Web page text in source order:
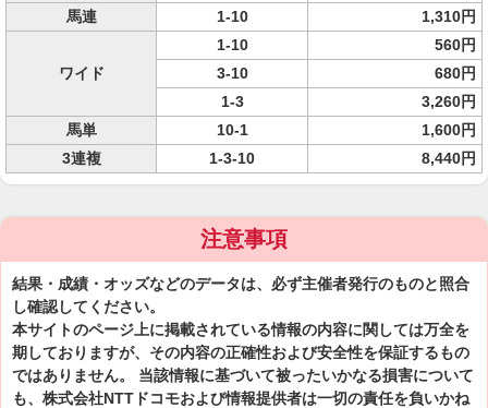
馬連
1-10 1,310円
ワイド
1-10
560円
3-10
680円
1-3
3,260円
馬単
10-1
1,600円
3連複
1-3-10 8,440円
注意事項
結果・成績・オッズなどのデータは、必ず主催者発行のものと照合
し確認してください。
本サイトのページ上に掲載されている情報の内容に関しては万全を
期しておりますが、その内容の正確性および安全性を保証するもの
ではありません。 当該情報に基づいて被ったいかなる損害について
も、株式会社NTTドコモおよび情報提供者は一切の責任を負いかね